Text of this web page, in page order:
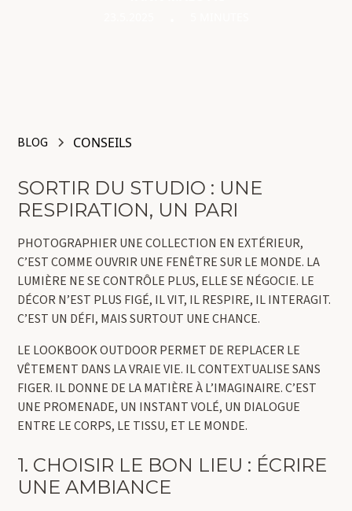
BLOG CONSEILS
SORTIR DU STUDIO : UNE
RESPIRATION, UN PARI
PHOTOGRAPHIER UNE COLLECTION EN EXTÉRIEUR,
C’EST COMME OUVRIR UNE FENÊTRE SUR LE MONDE. LA
LUMIÈRE NE SE CONTRÔLE PLUS, ELLE SE NÉGOCIE. LE
DÉCOR N’EST PLUS FIGÉ, IL VIT, IL RESPIRE, IL INTERAGIT.
C’EST UN DÉFI, MAIS SURTOUT UNE CHANCE.
LE LOOKBOOK OUTDOOR PERMET DE REPLACER LE
VÊTEMENT DANS LA VRAIE VIE. IL CONTEXTUALISE SANS
FIGER. IL DONNE DE LA MATIÈRE À L’IMAGINAIRE. C’EST
UNE PROMENADE, UN INSTANT VOLÉ, UN DIALOGUE
ENTRE LE CORPS, LE TISSU, ET LE MONDE.
1. CHOISIR LE BON LIEU : ÉCRIRE
UNE AMBIANCE